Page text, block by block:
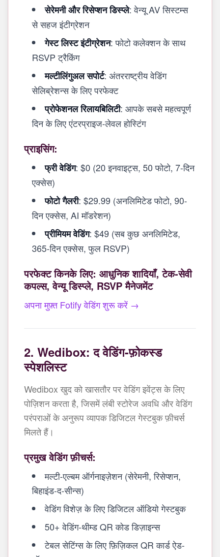
सेरेमनी और रिसेप्शन डिस्प्ले: वेन्यू AV सिस्टम्स
से सहज इंटीग्रेशन
गेस्ट लिस्ट इंटीग्रेशन: फोटो कलेक्शन के साथ
RSVP ट्रैकिंग
मल्टीलिंगुअल सपोर्ट: अंतरराष्ट्रीय वेडिंग
सेलिब्रेशन्स के लिए परफेक्ट
प्रोफेशनल रिलायबिलिटी: आपके सबसे महत्वपूर्ण
दिन के लिए एंटरप्राइज-लेवल होस्टिंग
प्राइसिंग:
फ्री वेडिंग: $0 (20 इनवाइट्स, 50 फोटो, 7-दिन
एक्सेस)
फोटो गैलरी: $29.99 (अनलिमिटेड फोटो, 90-
दिन एक्सेस, AI मॉडरेशन)
प्रीमियम वेडिंग: $49 (सब कुछ अनलिमिटेड,
365-दिन एक्सेस, फुल RSVP)
परफेक्ट किनके लिए: आधुनिक शादियाँ, टेक-सेवी
कपल्स, वेन्यू डिस्प्ले, RSVP मैनेजमेंट
अपना मुफ़्त Fotify वेडिंग शुरू करें →
2. Wedibox: द वेडिंग-फ़ोकस्ड
स्पेशलिस्ट
Wedibox खुद को खासतौर पर वेडिंग इवेंट्स के लिए
पोज़िशन करता है, जिसमें लंबी स्टोरेज अवधि और वेडिंग
परंपराओं के अनुरूप व्यापक डिजिटल गेस्टबुक फ़ीचर्स
मिलते हैं।
प्रमुख वेडिंग फ़ीचर्स:
मल्टी-एल्बम ऑर्गनाइज़ेशन (सेरेमनी, रिसेप्शन,
बिहाइंड-द-सीन्स)
वेडिंग विशेज़ के लिए डिजिटल ऑडियो गेस्टबुक
50+ वेडिंग-थीम्ड QR कोड डिज़ाइन्स
टेबल सेटिंग्स के लिए फ़िज़िकल QR कार्ड ऐड-